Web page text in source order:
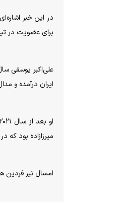
برای عضویت در
ایران درآمده و
میرزازاده بود
امسال نیز فردین